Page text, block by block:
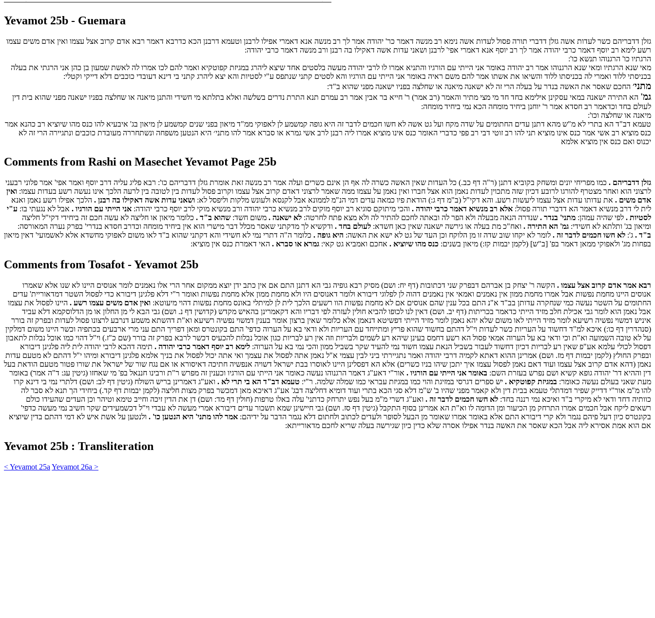
Yevamot 25b - Guemara
גזלן דדבריהם כשר לעדות אשה גזלן דדברי תורה פסול לעדות אשה נימא רב מנשה דאמר כר' יהודה אמר לך רב מנשה אנא דאמרי אפילו לרבנן וטעמא דרבנן הכא כדרבא דאמר רבא אדם קרוב אצל עצמו ואין אדם משים עצמו
רשע לימא רב יוסף דאמר כרבי יהודה אמר לך רב יוסף אנא דאמרי אפי' לרבנן ושאני עדות אשה דאקילו בה רבנן ורב מנשה דאמר כרבי יהודה:
הרגתיו כו' הרגנוהו תנשא כו':
מאי שנא הרגתיו ומאי שנא הרגנוהו אמר רב יהודה באומר אני הייתי עם הורגיו והתניא אמרו לו לרבי יהודה מעשה בלסטים אחד שיצא ליהרג במגיזת קפוטקיא ואמר להם לכו אמרו לה לאשת שמעון בן כהן אני הרגתי את בעלה
בכניסתי ללוד ואמרי לה בכניסתו ללוד והשיאו את אשתו אמר להם משם ראיה באומר אני הייתי עם הורגיו והא לסטים קתני שנתפס ע"י לסטיות והא יצא ליהרג קתני בי דינא דעובדי כוכבים דלא דייקי וקטלי:
מתני׳ החכם שאסר את האשה בנדר על בעלה הרי זה לא ישאנה מיאנה או שחלצה בפניו ישאנה מפני שהוא ב"ד:
גמ' הא התירה ישאנה במאי עסקינן אילימא בחד חד מי מצי מתיר והאמר (רב אמר) ר' חייא בר אבין אמר רב עמרם תנא התרת נדרים בשלשה ואלא בתלתא מי חשידי והתנן מיאנה או שחלצה בפניו ישאנה מפני שהוא בית דין
לעולם בחד וכדאמר רב חסדא אמר ר' יוחנן ביחיד מומחה הכא נמי ביחיד מומחה:
מיאנה או שחלצה וכו':
טעמא דב"ד הא בתרי לא מ"ש מהא דתנן עדים החתומים על שדה מקח ועל גט אשה לא חשו חכמים לדבר זה היא גופה קמשמע לן לאפוקי ממ"ד מיאון בפני שנים קמשמע לן מיאון בג' איבעיא להו כנס מהו שיוציא רב כהנא אמר
כנס מוציא רב אשי אמר כנס אינו מוציא תני להו רב זוטי דבי רב פפי כדברי האומר כנס אינו מוציא אמרו ליה רבנן לרב אשי גמרא או סברא אמר להו מתני׳ היא הנטען משפחה ונשתחררה מעובדת כוכבים ונתגיירה הרי זה לא
יכנוס ואם כנס אין מוציא אלמא
Comments from Rashi on Masechet Yevamot Page 25b
גזלן דדבריהם . כמו מפריחי יונים ומשחק בקוביא דתנן (ר"ה דף כב.) כל העדות שאין האשה כשרה לה אף הן אינם כשרים ועלה אמר רב מנשה זאת אומרת גזלן דדבריהם כו': רבא פליג עליה דרב יוסף ואמר אפי' אמר פלוני רבעני
לרצוני הוא ואחר מצטרף להורגו לרובע דכיון שזה מתכוין לעדות נאמן הוא אצל חברו ואין נאמן על עצמו ממה שאמר לרצוני דאדם קרוב אצל עצמו וקרוב פסול לעדות בין לטובה בין לרעה הלכך אינו נעשה רשע בעדות עצמו: ואין
אדם משים . את עדותו עדות אצל עצמו ליעשות רשע. והא דקי"ל (ב"מ דף ג:) הודאת פיו כמאה עדים דמי הנ"מ לממונא אבל לקנסא ולעונש מלקות וליפסל לא: ושאני עדות אשה דאקילו בה רבנן . הלכך אפילו רשע נאמן ואנא
לית לי דרב מנשיא דאמר הא דדברי תורה פסול: אלא רב מנשיא דאמר כרבי יהודה . והכי מיתוקם סוגיא רב יוסף מוקים לרב מנשיא כרבי יהודה ורב מנשיא מוקי לרב יוסף כרבי יהודה: אני הייתי עם הורגיו . אבל לא נגעתי בו: ע"י
לסטיות . לפי שהיה עמהן: מתני' בנדר . שנדרה הנאה מבעלה ולא הפר לה ובאתה לחכם להתיר לה ולא מצא פתח לחרטה: לא ישאנה . משום חשד: שהוא ב"ד . כלומר מיאון או חליצה לא עשה חכם זה ביחידי דקי"ל חליצה
ומיאון בג' ותלתא לא חשידי: גמ' הא התירה . ואח"כ מת בעלה או גירשה ישאנה שאין כאן חשדא: לעולם בחד . ודקשיא לך מדקתני שאסר מכלל דבר מישרי הוא אין ביחיד מומחה וכדרב חסדא בנדרי' בפרק נערה המאורסה:
ב"ד . ג': לא חשו חכמים לדבר זה . לומר לא יקחו שוב שדה זו מן הלוקח וכן העד של גט לא ישא את האשה: היא גופה . כלומר ה"ה דתרי נמי לא חשידי והא דקתני שהוא ב"ד לאו משום לאפוקי מחשדא אלא לאשמועי' דאין מיאון
בפחות מג' ולאפוקי ממאן דאמר בפ' [ב"ש] (לקמן יבמות קז:) מיאון בשנים: כנס מהו שיוציא . אחכם ואמביא גט קאי: גמרא או סברא . האי דאמרת כנס אין מוציא:
Comments from Tosafot - Yevamot 25b
רבא אמר אדם קרוב אצל עצמו . הקשה ר' יצחק בן אברהם דבפרק שני דכתובות (דף יח: ושם) מסיק רבא גופיה גבי הא דתנן התם אם אין כתב ידן יוצא ממקום אחר הרי אלו נאמנים לומר אנוסים היינו לא שנו אלא שאמרו
אנוסים היינו מחמת נפשות אבל אמרו מחמת ממון אין נאמנים ואמאי אין נאמנים דהוה לן לפלוגי דיבורא ולומר דאנוסים היו ולא מחמת ממון אלא מחמת נפשות ואומר ר"י דלא פלגינן דיבורא כדי לפסול השטר דמדאוריית' עדים
החתומים על השטר נעשה כמי שנחקרה עדותן בב"ד א"נ התם בכל ענין שהם אנוסים אם לא מחמת נפשות הוו רשעים הלכך לית לן למיתלי באונס מחמת נפשות דהוי מיעוטא: ואין אדם משים עצמו רשע . היינו לפסול את עצמו
אבל נאמן הוא לומר גבי אכילת חלב מזיד הייתי כדאמר בכריתות (דף יב. ושם) דאין לנו לכופו להביא חולין לעזרה לפי דבריו והא דקאמרינן בהאיש מקדש (קדושין דף נ. ושם) גבי הבא לי מן החלון או מן הדלוסקמא דלא עביד
איניש דמשוי נפשיה רשיעא לומר מזיד הייתי לאו משום שלא יהא נאמן לומר מזיד הייתי דפשיטא דנאמן אלא כלומר שאין ברצון אומר בענין דמשוי נפשיה רשיעא וא"ת דהשתא משמע דנרבע לרצונו פסול לעדות ובפרק זה בורר
(סנהדרין דף כו:) איכא למ"ד דחשוד על העריות כשר לעדות וי"ל דהתם בחשוד שהוא פריץ ומתייחד עם העריות ולא ודאי בא על הערוה כדפי' התם בקונטרס ומאן דפריך התם עני מרי ארבעים בכתפיה וכשר היינו משום דמלקין
על לא טובה השמועה וא"ת וכי ודאי בא על הערוה אמאי פסול הא רשע דחמס בעינן שיהא רע לשמים ולבריות וזה אין רע לבריות כגון אוכל נבלות להכעיס דכשר לרבא בפרק זה בורר (שם כ"ז.) וי"ל דהוי כמו אוכל נבלות לתאבון
דפסול לכולי עלמא אע"פ שאין רע לבריות דכיון דחשוד לעבור בשביל הנאת עצמו חשוד נמי להעיד שקר בשביל ממון והכי נמי בא על הערוה: לימא רב יוסף דאמר כרבי יהודה . תימה דהכא לרבי יהודה לית ליה פלגינן דיבורא
ובפרק החולץ (לקמן יבמות דף מז. ושם) אמרינן ההוא דאתא לקמיה דרבי יהודה ואמר נתגיירתי ביני לבין עצמי א"ל נאמן אתה לפסול את עצמך ואי אתה יכול לפסול את בניך אלמא פלגינן דיבורא ומיהו י"ל דהתם לא מטעם עדות
נאמן (דהא אדם קרוב אצל עצמו ועוד דאם נאמן לפסול עצמו איך יתכן שיהו בניו כשרים) אלא הא דפסלינן היינו לאוסרו בבת ישראל דשויה אנפשיה חתיכה דאיסורא או אם נגח שור של ישראל את שורו פטור מטעם הודאת בעל
דין וההיא דר' יהודה גופא קשיא ושם נפרש בעזרת השם: באומר אני הייתי עם הורגיו . אור"י דאע"ג דאמר הרגנוהו נעשה כאומר אני הייתי עם הורגיו וכענין זה מפרש ר"ת ורבינו חננאל בפ' מי שאחזו (גיטין עג: ד"ה אמר) באומר
מעת שאני בעולם נעשה כאומר: במגיזת קפוטקיא . יש ספרים דגרסי במזיגת והוי כמו במגיזת עבראי כמו שמלה שלמה. ר"י: טעמא דב"ד הא בי תרי לא . ואע"ג דאמרינן בריש השולח (גיטין דף לב: ושם) דלתרי נמי בי דינא קרו
להו מ"מ אור"י דדייק שפיר דמדתלי טעמא בבית דין ולא קאמר מפני שהיו ב' ש"מ דלא סגי הכא בתרי ועוד דומיא דחליצה דבג' אע"ג דאיכא מאן דמכשר בפרק מצות חליצה (לקמן יבמות דף קד.) ביחידי הך תנא לא סבר לה
כוותיה דחד ודאי לא מיקרי ב"ד ואיכא נמי רננה בחד: לא חשו חכמים לדבר זה . ואע"ג דשרי מ"מ בעל נפש יתרחק כדתני' עלה באלו טרפות (חולין דף מד: ושם) דן את הדין זיכה וחייב טימא וטיהר וכן העדים שהעידו כולם
רשאים ליקח אבל חכמים אמרו התרחק מן הכיעור ומן הדומה לו וא"ת הא אמרינן בסוף התקבל (גיטין דף סז. ושם) גבי חיישינן שמא תשכור עדים דיבורא אמרי מעשה לא עבדי וי"ל דכשמעידים שקר חשיב נמי מעשה כדפי'
בקונטרס כיון דעל פיהם נגמר ולא קרי דיבורא התם אלא באומר אמרו שאומר מן הבעל לסופר ולעדים לכתוב ולחתום דלא נגמר הדבר על ידיהם: אמר להו מתני' היא הנטען כו' . ולנטען על אשת איש לא דמי דהתם בדין שיוציא
אם הוא אמת אסירא ליה אבל הכא שאסר את האשה בנדר אפילו אסרה שלא כדין כיון שגירשה בעלה שריא לחכם מדאורייתא:
Yevamot 25b : Transliteration
< Yevamot 25a Yevamot 26a >